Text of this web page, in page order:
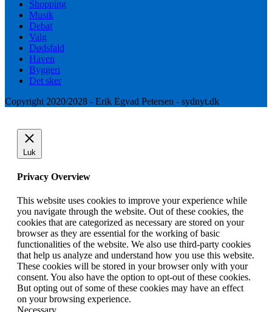
Shopping
Musik
Debat
Valg
Dødsfald
Haven
Byggeri
Det sker
Copyright 2020/2028 - Erik Egvad Petersen - sydnyt.dk
Luk
Privacy Overview
This website uses cookies to improve your experience while
you navigate through the website. Out of these cookies, the
cookies that are categorized as necessary are stored on your
browser as they are essential for the working of basic
functionalities of the website. We also use third-party cookies
that help us analyze and understand how you use this website.
These cookies will be stored in your browser only with your
consent. You also have the option to opt-out of these cookies.
But opting out of some of these cookies may have an effect
on your browsing experience.